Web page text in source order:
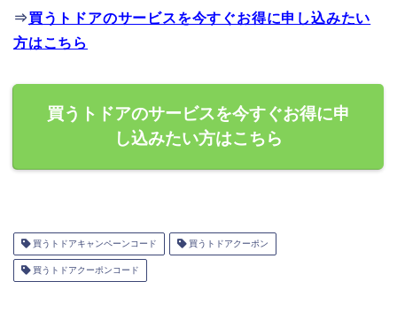
⇒買うトドアのサービスを今すぐお得に申し込みたい
方はこちら
買うトドアのサービスを今すぐお得に申
し込みたい方はこちら
買うトドアキャンペーンコード 買うトドアクーポン
買うトドアクーポンコード